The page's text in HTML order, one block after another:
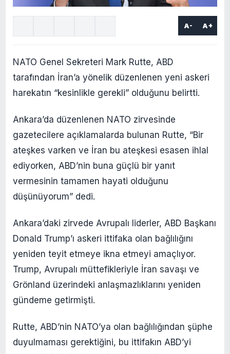
A- A+
NATO Genel Sekreteri Mark Rutte, ABD
tarafından İran’a yönelik düzenlenen yeni askeri
harekatın “kesinlikle gerekli” olduğunu belirtti.
Ankara’da düzenlenen NATO zirvesinde
gazetecilere açıklamalarda bulunan Rutte, “Bir
ateşkes varken ve İran bu ateşkesi esasen ihlal
ediyorken, ABD’nin buna güçlü bir yanıt
vermesinin tamamen hayati olduğunu
düşünüyorum” dedi.
Ankara’daki zirvede Avrupalı liderler, ABD Başkanı
Donald Trump’ı askeri ittifaka olan bağlılığını
yeniden teyit etmeye ikna etmeyi amaçlıyor.
Trump, Avrupalı müttefikleriyle İran savaşı ve
Grönland üzerindeki anlaşmazlıklarını yeniden
gündeme getirmişti.
Rutte, ABD’nin NATO’ya olan bağlılığından şüphe
duyulmaması gerektiğini, bu ittifakın ABD’yi